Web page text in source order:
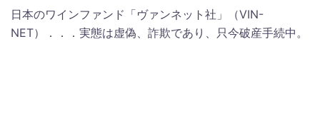
日本のワインファンド「ヴァンネット社」（VIN-
NET）．．．実態は虚偽、詐欺であり、只今破産手続中。